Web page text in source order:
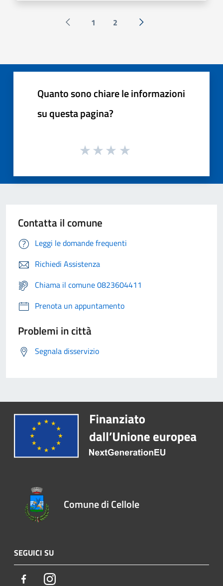
Pagina precedente
1 2 Successiva »
Quanto sono chiare le informazioni
su questa pagina?
Contatta il comune
Leggi le domande frequenti
Richiedi Assistenza
Chiama il comune 0823604411
Prenota un appuntamento
Problemi in città
Segnala disservizio
Comune di Cellole
SEGUICI SU
FacebookInstagram